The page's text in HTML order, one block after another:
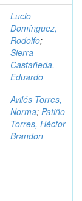
Lucio
Domínguez,
Rodolfo;
Sierra
Castañeda,
Eduardo
Avilés Torres,
Norma; Patiño
Torres, Héctor
Brandon